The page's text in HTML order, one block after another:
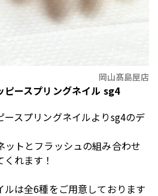
岡山髙島屋店
ピースプリングネイル sg4
スプリングネイルよりsg4のデ
ットとフラッシュの組み合わせ
れます！
ルは全6種をご用意しております